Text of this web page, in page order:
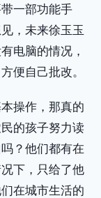
一部功能手
，未来徐玉玉
电脑的情况，
便自己批改。
操作，那真的
的孩子努力读
？他们都有在
下，只给了他
在城市生活的